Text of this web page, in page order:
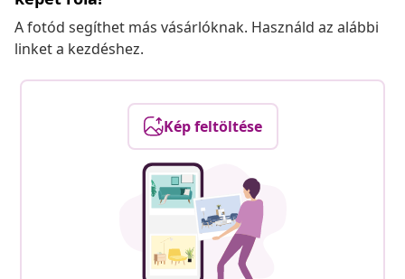
A fotód segíthet más vásárlóknak. Használd az alábbi
linket a kezdéshez.
Kép feltöltése